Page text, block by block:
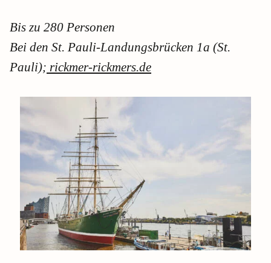
Bis zu 280 Personen
Bei den St. Pauli-Landungsbrücken 1a (St.
Pauli); rickmer-rickmers.de